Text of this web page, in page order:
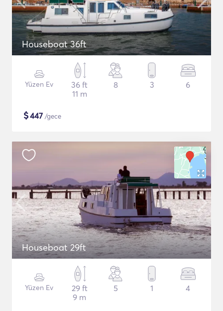
Houseboat 36ft
Yüzen Ev
36 ft
11 m
8 3 6
$447 /gece
Houseboat 29ft
Yüzen Ev
29 ft
9 m
5 1 4